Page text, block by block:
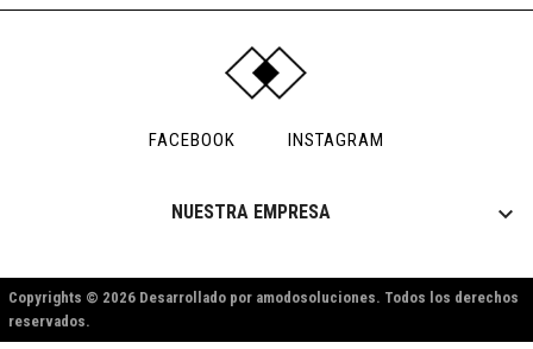
FACEBOOK INSTAGRAM
NUESTRA EMPRESA 
Copyrights © 2026 Desarrollado por amodosoluciones. Todos los derechos
reservados.